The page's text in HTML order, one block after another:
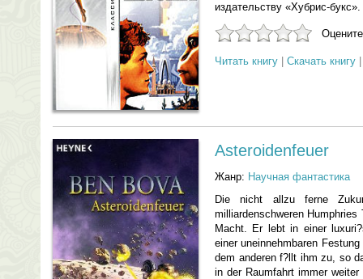
издательству «Хубрис-букс».
Читать книгу Скачать книгу
Asteroidenfeuer
Жанр: Научная фантастика
Die nicht allzu ferne
milliardenschweren
Macht. Er lebt in einer
einer uneinnehmbaren
dem anderen f?llt ihm zu, so
in der Raumfahrt immer